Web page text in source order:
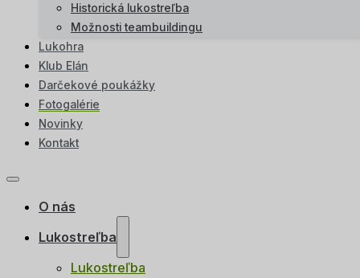
Historická lukostreľba
Možnosti teambuildingu
Lukohra
Klub Elán
Darčekové poukážky
Fotogalérie
Novinky
Kontakt
O nás
Lukostreľba
Lukostreľba